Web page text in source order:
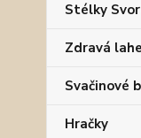
Stélky
Zdravá
Svačinové
Hračky